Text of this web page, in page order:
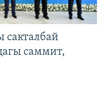
сакталбай
саммит,